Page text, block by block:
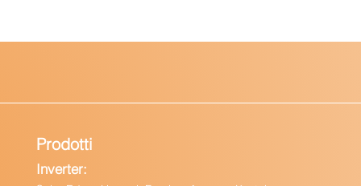
Prodotti
Inverter: